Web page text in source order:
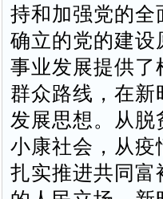
持和加强党的
确立的党的建
事业发展提供
群众路线，在新
发展思想。从
小康社会，从
扎实推进共同